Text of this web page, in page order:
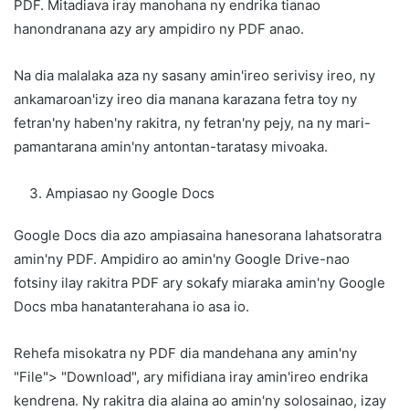
PDF. Mitadiava iray manohana ny endrika tianao
hanondranana azy ary ampidiro ny PDF anao.
Na dia malalaka aza ny sasany amin'ireo serivisy ireo, ny
ankamaroan'izy ireo dia manana karazana fetra toy ny
fetran'ny haben'ny rakitra, ny fetran'ny pejy, na ny mari-
pamantarana amin'ny antontan-taratasy mivoaka.
Ampiasao ny Google Docs
Google Docs dia azo ampiasaina hanesorana lahatsoratra
amin'ny PDF. Ampidiro ao amin'ny Google Drive-nao
fotsiny ilay rakitra PDF ary sokafy miaraka amin'ny Google
Docs mba hanatanterahana io asa io.
Rehefa misokatra ny PDF dia mandehana any amin'ny
"File"> "Download", ary mifidiana iray amin'ireo endrika
kendrena. Ny rakitra dia alaina ao amin'ny solosainao, izay